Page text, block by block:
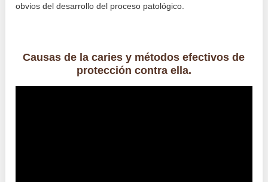
obvios del desarrollo del proceso patológico.
Causas de la caries y métodos efectivos de
protección contra ella.